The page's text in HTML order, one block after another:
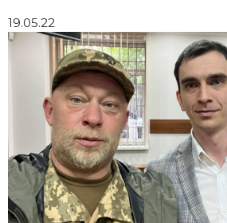
19.05.22